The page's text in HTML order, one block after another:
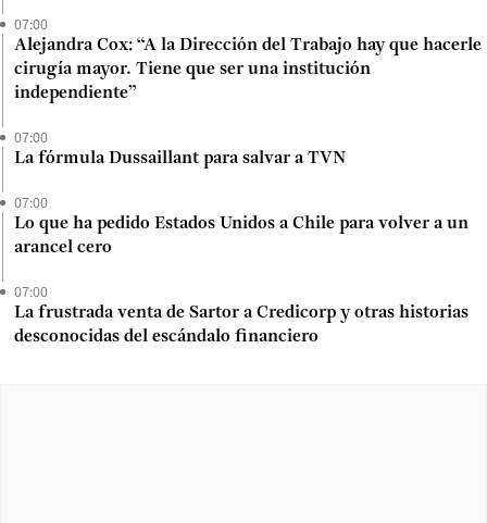
07:00
Alejandra Cox: “A la Dirección del Trabajo hay que hacerle
cirugía mayor. Tiene que ser una institución
independiente”
07:00
La fórmula Dussaillant para salvar a TVN
07:00
Lo que ha pedido Estados Unidos a Chile para volver a un
arancel cero
07:00
La frustrada venta de Sartor a Credicorp y otras historias
desconocidas del escándalo financiero